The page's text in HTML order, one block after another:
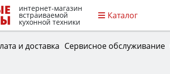
интернет-магазин
встраиваемой
кухонной техники
Каталог
и доставка Сервисное обслуживание